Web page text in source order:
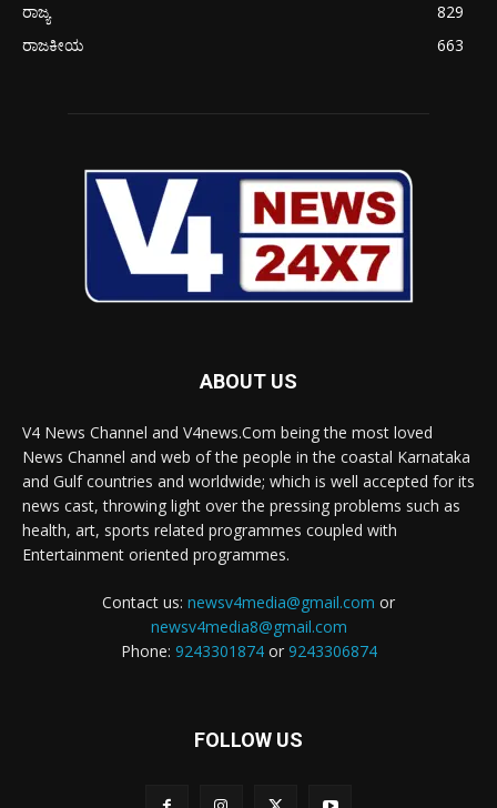
ರಾಜ್ಯ
829
ರಾಜಕೀಯ
663
ABOUT US
V4 News Channel and V4news.Com being the most loved
News Channel and web of the people in the coastal Karnataka
and Gulf countries and worldwide; which is well accepted for its
news cast, throwing light over the pressing problems such as
health, art, sports related programmes coupled with
Entertainment oriented programmes.
Contact us: newsv4media@gmail.com or
newsv4media8@gmail.com
Phone: 9243301874or 9243306874
FOLLOW US